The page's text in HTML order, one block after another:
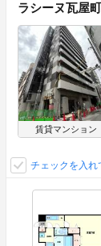
ラシーヌ瓦屋町
賃貸マンション
チェックを入れ